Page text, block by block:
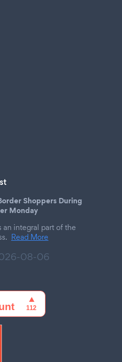
Shoppers During
Monday
integral part of the
Read More
08-06